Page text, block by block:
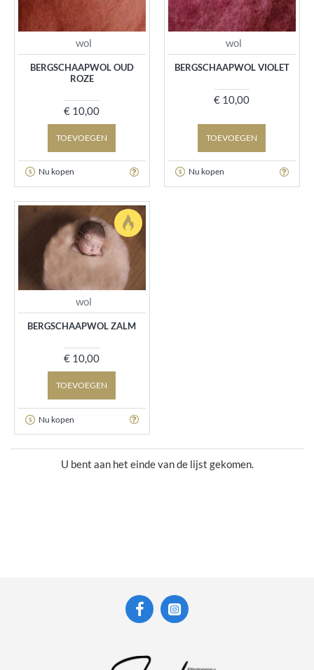
wol
BERGSCHAAPWOL OUD
ROZE
€ 10,00
TOEVOEGEN
Nu kopen
wol
BERGSCHAAPWOL VIOLET
€ 10,00
TOEVOEGEN
Nu kopen
wol
BERGSCHAAPWOL ZALM
€ 10,00
TOEVOEGEN
Nu kopen
U bent aan het einde van de lijst gekomen.